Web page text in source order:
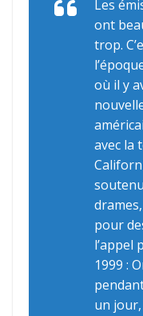
Les
ont
trop.
où il y
avec la
pour
l’appel
1999 :
un jour,